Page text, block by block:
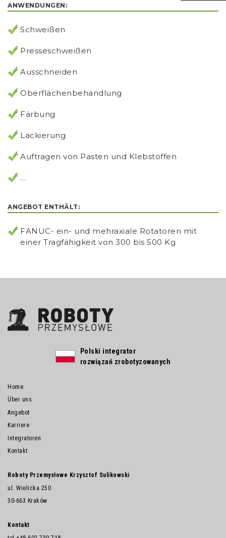
ANWENDUNGEN:
Schweißen
Presseschweißen
Ausschneiden
Oberflächenbehandlung
Färbung
Lackierung
Auftragen von Pasten und Klebstoffen
…
ANGEBOT ENTHÄLT:
FANUC- ein- und mehraxiale Rotatoren mit
einer Tragfähigkeit von 300 bis 500 Kg
Polski integrator
rozwiązań zrobotyzowanych
Home
Über uns
Angebot
Karriere
Integratoren
Kontakt
Roboty Przemysłowe Krzysztof Sulikowski
ul. Wielicka 250
30-663 Kraków
Kontakt